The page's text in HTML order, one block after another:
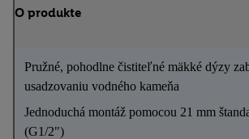
O produkte
Pružné, pohodlne čistiteľné mäkké dýzy
usadzovaniu vodného kameňa
Jednoduchá montáž pomocou 21 mm
(G1/2")